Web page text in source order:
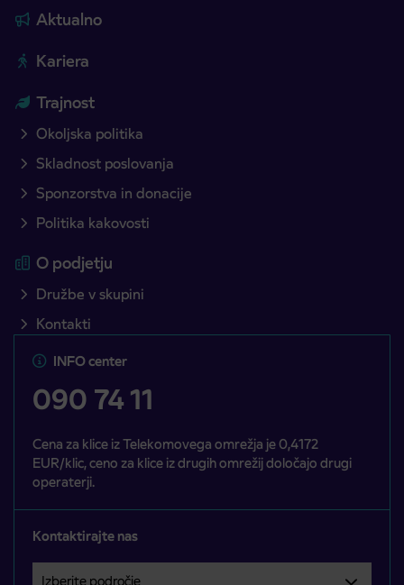
Aktualno
Kariera
Trajnost
Okoljska politika
Skladnost poslovanja
Sponzorstva in donacije
Politika kakovosti
O podjetju
Družbe v skupini
Kontakti
INFO center
090 74 11
Cena za klice iz Telekomovega omrežja je 0,4172
EUR/klic, ceno za klice iz drugih omrežij določajo drugi
operaterji.
Kontaktirajte nas
Izberite področje
Področje je obvezno izbrati.